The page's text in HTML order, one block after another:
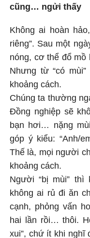
cũng… ngửi thấy
Không ai hoàn
riêng”. Sau một
nóng, cơ thể đổ mồ
Nhưng từ “có
khoảng cách.
Chúng ta thường
Đồng nghiệp sẽ
bạn hơi… nặng
góp ý kiểu: “Anh/
Thế là, mọi người
khoảng cách.
Người “bị mùi” thì
không ai rủ đi ăn
cạnh, phỏng vấn
hai lần rồi… thôi.
xui”, chứ ít khi nghĩ